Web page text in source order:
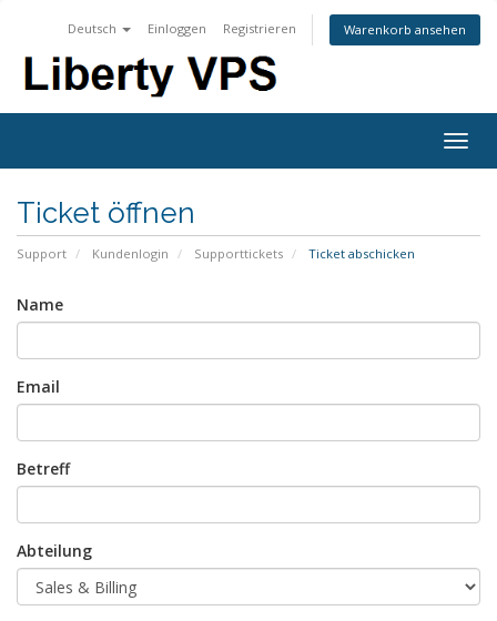
Deutsch Einloggen Registrieren Warenkorb ansehen
Ticket öffnen
Support Kundenlogin Supporttickets Ticket abschicken
Name
Email
Betreff
Abteilung